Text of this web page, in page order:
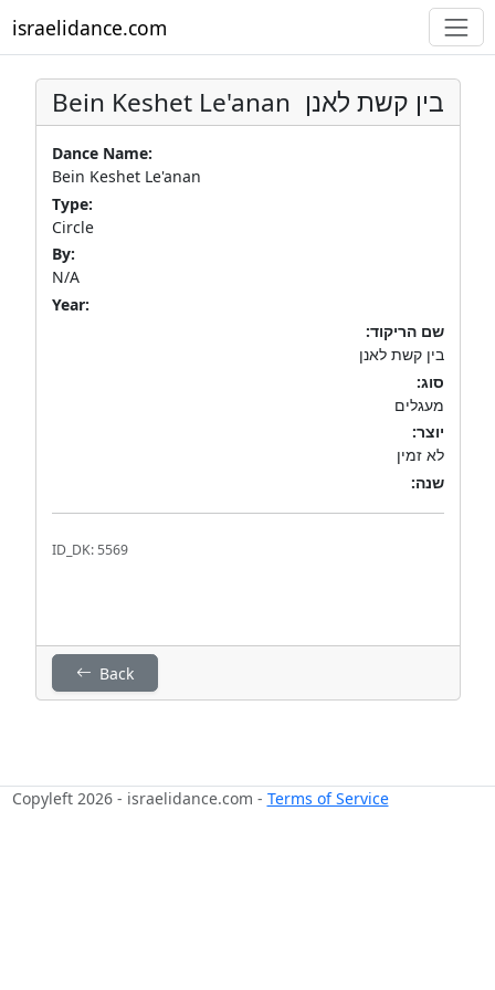
israelidance.com
Bein Keshet Le'anan בין קשת לאנן
Dance Name:
Bein Keshet Le'anan
Type:
Circle
By:
N/A
Year:
שם הריקוד:
בין קשת לאנן
סוג:
מעגלים
יוצר:
לא זמין
שנה:
ID_DK: 5569
Back
Copyleft 2026 - israelidance.com - Terms of Service